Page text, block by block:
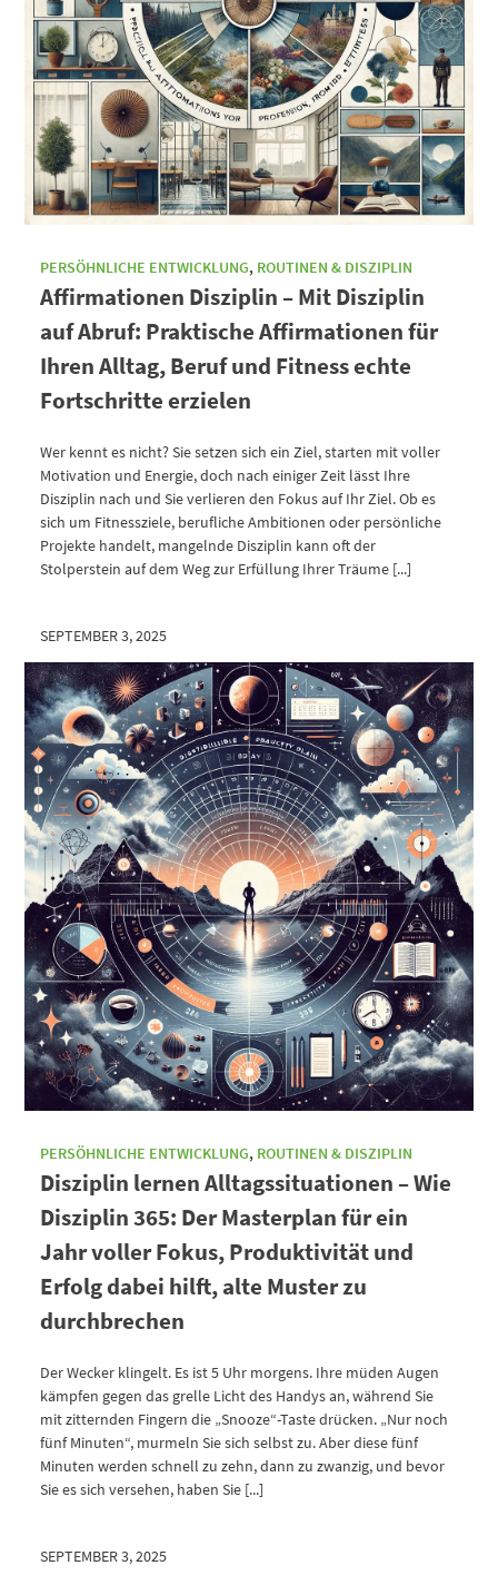
PERSÖHNLICHE ENTWICKLUNG, ROUTINEN & DISZIPLIN
Affirmationen Disziplin – Mit Disziplin
auf Abruf: Praktische Affirmationen für
Ihren Alltag, Beruf und Fitness echte
Fortschritte erzielen
Wer kennt es nicht? Sie setzen sich ein Ziel, starten mit voller
Motivation und Energie, doch nach einiger Zeit lässt Ihre
Disziplin nach und Sie verlieren den Fokus auf Ihr Ziel. Ob es
sich um Fitnessziele, berufliche Ambitionen oder persönliche
Projekte handelt, mangelnde Disziplin kann oft der
Stolperstein auf dem Weg zur Erfüllung Ihrer Träume [...]
SEPTEMBER 3, 2025
PERSÖHNLICHE ENTWICKLUNG, ROUTINEN & DISZIPLIN
Disziplin lernen Alltagssituationen – Wie
Disziplin 365: Der Masterplan für ein
Jahr voller Fokus, Produktivität und
Erfolg dabei hilft, alte Muster zu
durchbrechen
Der Wecker klingelt. Es ist 5 Uhr morgens. Ihre müden Augen
kämpfen gegen das grelle Licht des Handys an, während Sie
mit zitternden Fingern die „Snooze“-Taste drücken. „Nur noch
fünf Minuten“, murmeln Sie sich selbst zu. Aber diese fünf
Minuten werden schnell zu zehn, dann zu zwanzig, und bevor
Sie es sich versehen, haben Sie [...]
SEPTEMBER 3, 2025